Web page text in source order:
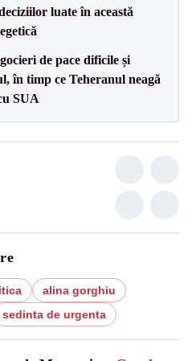
luate în această
de pace dificile și
în timp ce Teheranul neagă
SUA
alina gorghiu
sedinta de urgenta